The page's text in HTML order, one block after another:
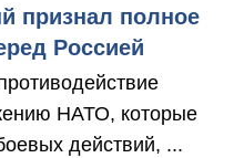
признал полное
Россией
НАТО, которые
действий, ...